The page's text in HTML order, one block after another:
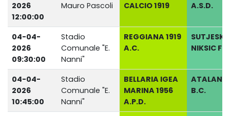
2026
12:00:00
Mauro Pascoli
CALCIO 1919
A.S.D.
04-04-
2026
09:30:00
Stadio
Comunale "E.
Nanni"
REGGIANA 1919
A.C.
NIKSIC FK
04-04-
2026
10:45:00
Stadio
Comunale "E.
Nanni"
BELLARIA IGEA
MARINA 1956
A.P.D.
B.C.